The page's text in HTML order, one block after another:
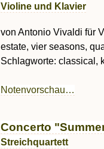
Violine und Klavier
von Antonio Vivaldi für
estate, vier seasons,
Schlagworte: classical,
Notenvorschau…
Concerto
Streichquartett